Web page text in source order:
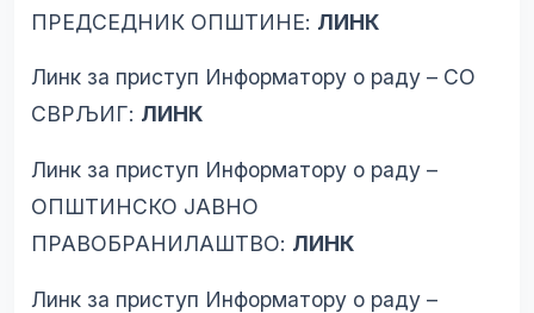
ПРЕДСЕДНИК ОПШТИНЕ: ЛИНК
Линк за приступ Информатору о раду – СО
СВРЉИГ: ЛИНК
Линк за приступ Информатору о раду –
ОПШТИНСКО ЈАВНО
ПРАВОБРАНИЛАШТВО: ЛИНК
Линк за приступ Информатору о раду –